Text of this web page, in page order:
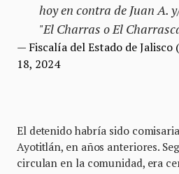
hoy en contra de Juan A.
"El Charras o El
— Fiscalía del Estado de Jalisco
18, 2024
El detenido habría sido
Ayotitlán, en años anteriores.
circulan en la comunidad, era